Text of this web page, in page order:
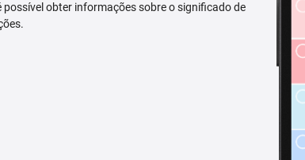
obter informações sobre o significado de